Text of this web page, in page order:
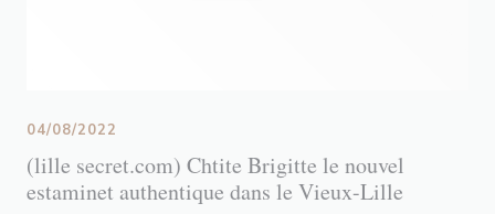
(lille secret.com) Chtite Brigitte le nouvel
estaminet authentique dans le Vieux-Lille
04/08/2022